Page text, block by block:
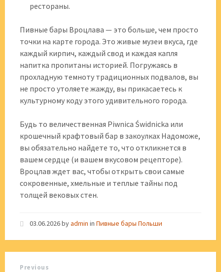
рестораны.
Пивные бары Вроцлава — это больше, чем просто
точки на карте города. Это живые музеи вкуса, где
каждый кирпич, каждый свод и каждая капля
напитка пропитаны историей. Погружаясь в
прохладную темноту традиционных подвалов, вы
не просто утоляете жажду, вы прикасаетесь к
культурному коду этого удивительного города.
Будь то величественная Piwnica Świdnicka или
крошечный крафтовый бар в закоулках Надоможе,
вы обязательно найдете то, что откликнется в
вашем сердце (и вашем вкусовом рецепторе).
Вроцлав ждет вас, чтобы открыть свои самые
сокровенные, хмельные и теплые тайны под
толщей вековых стен.
03.06.2026byadmin in Пивные бары Польши
Previous